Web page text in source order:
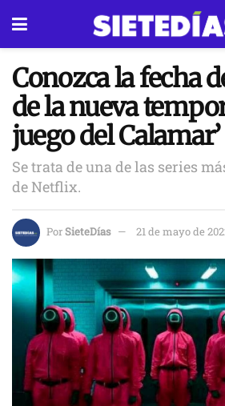
Conozca la fecha
de la nueva
juego del Calamar’
Se trata de una de las series
de Netflix.
PorSieteDías 21 de mayo de